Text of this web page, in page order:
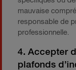
mauvaise
responsable de
professionnelle.
4. Accepter
plafonds